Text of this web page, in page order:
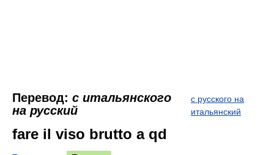
Перевод: с итальянского
на русский
с русского на
итальянский
fare il viso brutto a qd